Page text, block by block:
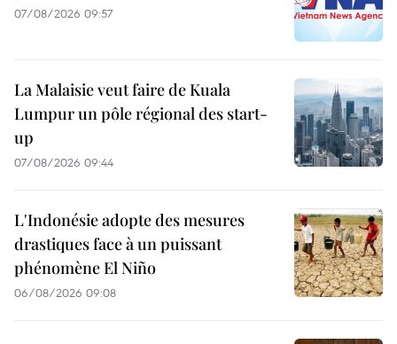
07/08/2026 09:57
La Malaisie veut faire de Kuala
Lumpur un pôle régional des start-
up
07/08/2026 09:44
L'Indonésie adopte des mesures
drastiques face à un puissant
phénomène El Niño
06/08/2026 09:08